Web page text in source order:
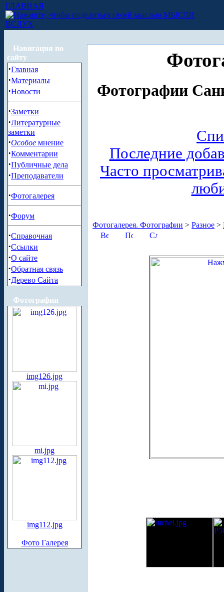
ГЛАВНАЯ
МЫСЛИ
ВСЛУХ
Навигация по
сайту
·Главная
·Материалы
·Новости
·Заметки
·Литературные
заметки
·Особое мнение
·Комментарии
·Публичные дела
·Преподаватели
·Фотогалерея
·Форум
·Справочная
·Ссылки
·О сайте
·Обратная связь
·Дерево Сайта
Фотографии
img126.jpg
mi.jpg
img112.jpg
Фото Галерея
Фотографии
Последние
Часто
Фотогалерея. Фотографии > Разное >